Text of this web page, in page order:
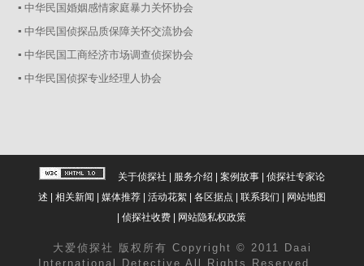
▪ 中华民国婚姻感情家庭暴力关怀协会
▪ 中华民国侦探品质保障关怀交流协会
▪ 中华民国工商经济市场调查侦探协会
▪ 中华民国侦探专业经理人协会
关于侦探社 服务介绍 案例故事| 侦探社专家论
述
相关新闻 媒体推荐| 活动花絮| 各区据点 联系我们
网站地图
|侦探社收费 网站隐私权政策
大爱 侦探社
版权所有 Copyright © 2011 Daai
International Detective All Rights Reserved.